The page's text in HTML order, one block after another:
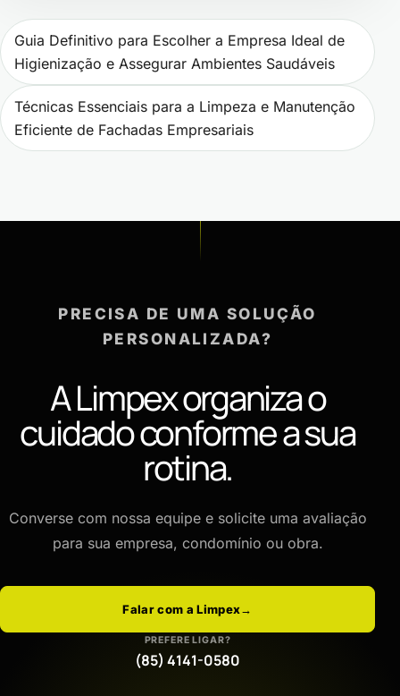
Navegação de Post
Guia Definitivo para Escolher a Empresa Ideal de
Higienização e Assegurar Ambientes Saudáveis
Técnicas Essenciais para a Limpeza e Manutenção
Eficiente de Fachadas Empresariais
PRECISA DE UMA SOLUÇÃO
PERSONALIZADA?
A Limpex organiza o
cuidado conforme a sua
rotina.
Converse com nossa equipe e solicite uma avaliação
para sua empresa, condomínio ou obra.
Falar com a Limpex→
PREFERE LIGAR?
(85) 4141-0580